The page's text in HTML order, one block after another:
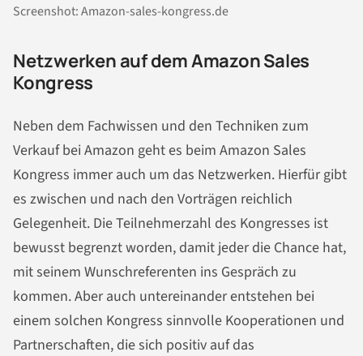
Screenshot: Amazon-sales-kongress.de
Netzwerken auf dem Amazon Sales
Kongress
Neben dem Fachwissen und den Techniken zum
Verkauf bei Amazon geht es beim Amazon Sales
Kongress immer auch um das Netzwerken. Hierfür gibt
es zwischen und nach den Vorträgen reichlich
Gelegenheit. Die Teilnehmerzahl des Kongresses ist
bewusst begrenzt worden, damit jeder die Chance hat,
mit seinem Wunschreferenten ins Gespräch zu
kommen. Aber auch untereinander entstehen bei
einem solchen Kongress sinnvolle Kooperationen und
Partnerschaften, die sich positiv auf das